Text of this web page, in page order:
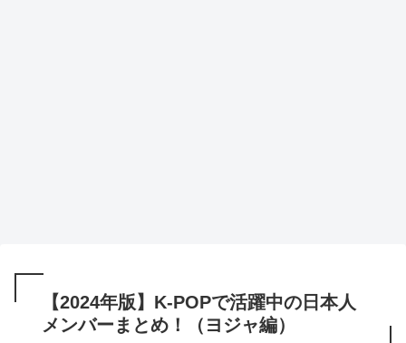
【2024年版】K-POPで活躍中の日本人
メンバーまとめ！（ヨジャ編）